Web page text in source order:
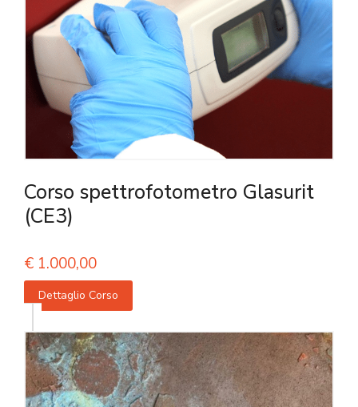
Corso spettrofotometro Glasurit
(CE3)
€ 1.000,00
Dettaglio Corso